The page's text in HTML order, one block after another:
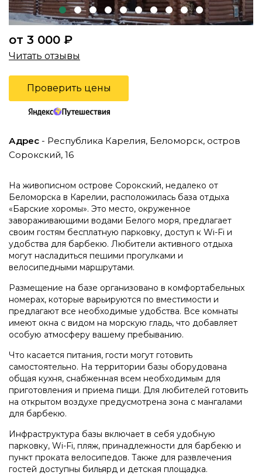
от 3 000 ₽
Читать отзывы
Проверить цены
Адрес - Республика Карелия, Беломорск, остров
Сорокский, 16
На живописном острове Сорокский, недалеко от
Беломорска в Карелии, расположилась база отдыха
«Барские хоромы». Это место, окруженное
завораживающими водами Белого моря, предлагает
своим гостям бесплатную парковку, доступ к Wi-Fi и
удобства для барбекю. Любители активного отдыха
могут насладиться пешими прогулками и
велосипедными маршрутами.
Размещение на базе организовано в комфортабельных
номерах, которые варьируются по вместимости и
предлагают все необходимые удобства. Все комнаты
имеют окна с видом на морскую гладь, что добавляет
особую атмосферу вашему пребыванию.
Что касается питания, гости могут готовить
самостоятельно. На территории базы оборудована
общая кухня, снабженная всем необходимым для
приготовления и приема пищи. Для любителей готовить
на открытом воздухе предусмотрена зона с мангалами
для барбекю.
Инфраструктура базы включает в себя удобную
парковку, Wi-Fi, пляж, принадлежности для барбекю и
пункт проката велосипедов. Также для развлечения
гостей доступны бильярд и детская площадка.